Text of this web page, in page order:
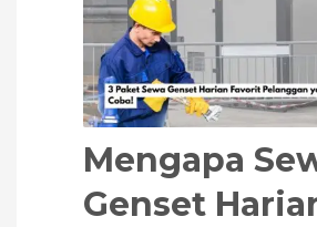
Mengapa
Genset